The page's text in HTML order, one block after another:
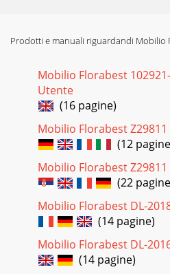
Prodotti e manuali riguardandi Mobilio
Mobilio Florabest
Utente
(16 pagine)
Mobilio Florabest
(12
Mobilio Florabest
(22
Mobilio Florabest DL-
(14 pagine)
Mobilio Florabest DL-
(14 pagine)